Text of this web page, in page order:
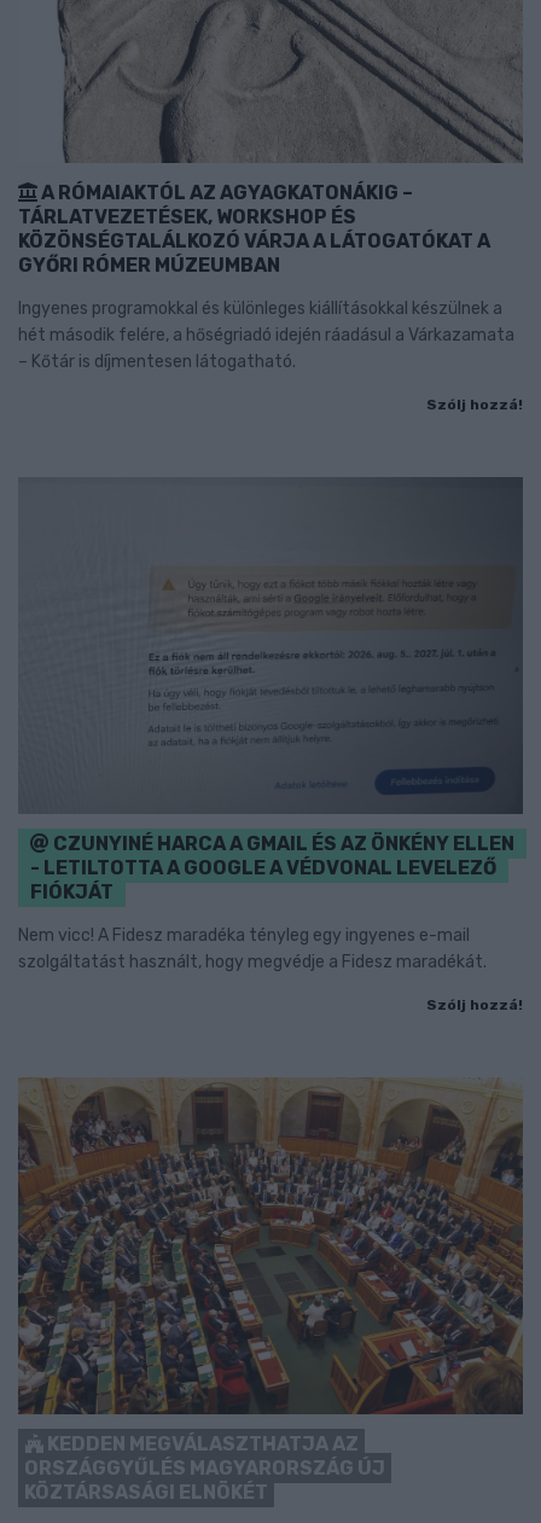
A RÓMAIAKTÓL AZ AGYAGKATONÁKIG –
TÁRLATVEZETÉSEK, WORKSHOP ÉS
KÖZÖNSÉGTALÁLKOZÓ VÁRJA A LÁTOGATÓKAT A
GYŐRI RÓMER MÚZEUMBAN
Ingyenes programokkal és különleges kiállításokkal készülnek a
hét második felére, a hőségriadó idején ráadásul a Várkazamata
– Kőtár is díjmentesen látogatható.
Szólj hozzá!
CZUNYINÉ HARCA A GMAIL ÉS AZ ÖNKÉNY ELLEN
- LETILTOTTA A GOOGLE A VÉDVONAL LEVELEZŐ
FIÓKJÁT
Nem vicc! A Fidesz maradéka tényleg egy ingyenes e-mail
szolgáltatást használt, hogy megvédje a Fidesz maradékát.
Szólj hozzá!
KEDDEN MEGVÁLASZTHATJA AZ
ORSZÁGGYŰLÉS MAGYARORSZÁG ÚJ
KÖZTÁRSASÁGI ELNÖKÉT